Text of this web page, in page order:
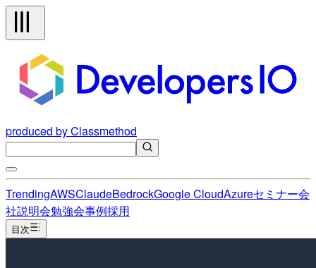
produced by Classmethod
TrendingAWSClaudeBedrockGoogle CloudAzureセミナー会
社説明会勉強会事例採用
目次